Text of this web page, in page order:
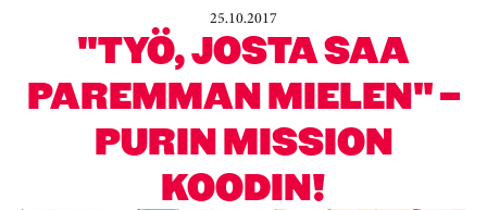
25.10.2017
"TYÖ, JOSTA SAA
PAREMMAN MIELEN" –
PURIN MISSION
KOODIN!